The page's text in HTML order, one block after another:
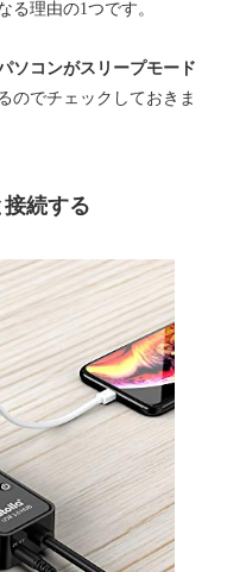
る理由の1つです。
ソコンがスリープモード
のでチェックしておきま
続する